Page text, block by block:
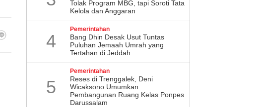
Tolak Program MBG, tapi Soroti Tata
Kelola dan Anggaran
4
Pemerintahan
Bang Dhin Desak Usut Tuntas
Puluhan Jemaah Umrah yang
Tertahan di Jeddah
5
Pemerintahan
​Reses di Trenggalek, Deni
Wicaksono Umumkan
Pembangunan Ruang Kelas Ponpes
Darussalam